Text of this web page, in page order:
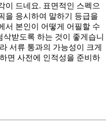
이 드네요. 표면적인 스펙으
을 응시하여 말하기 등급을
서 본인이 어떻게 어필할 수
받도록 하는 것이 좋게습니
서류 통과의 가능성이 크게
면 사전에 인적성을 준비하